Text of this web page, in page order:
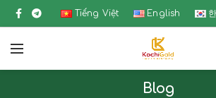
Tiếng Việt English
Blog